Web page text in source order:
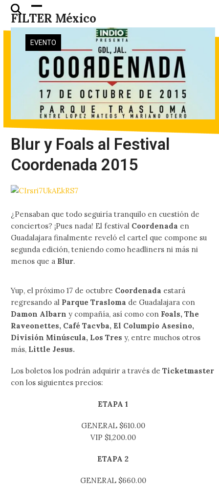
Skip
content
FILTER México
Open
mobile
menu
Close
mobile
menu
EVENTO
Blur y Foals al Festival
Coordenada 2015
¿Pensaban que todo seguiría tranquilo en cuestión de
conciertos? ¡Pues nada! El festival Coordenada en
Guadalajara finalmente reveló el cartel que compone su
segunda edición, teniendo como headliners ni más ni
menos que a Blur.
Yup, el próximo 17 de octubre Coordenada estará
regresando al Parque Trasloma de Guadalajara con
Damon Albarn y compañía, así como con Foals, The
Raveonettes, Café Tacvba, El Columpio Asesino,
División Minúscula, Los Tres y, entre muchos otros
más, Little Jesus.
Los boletos los podrán adquirir a través deTicketmaster
con los siguientes precios:
ETAPA 1
GENERAL $610.00
VIP $1,200.00
ETAPA 2
GENERAL $660.00